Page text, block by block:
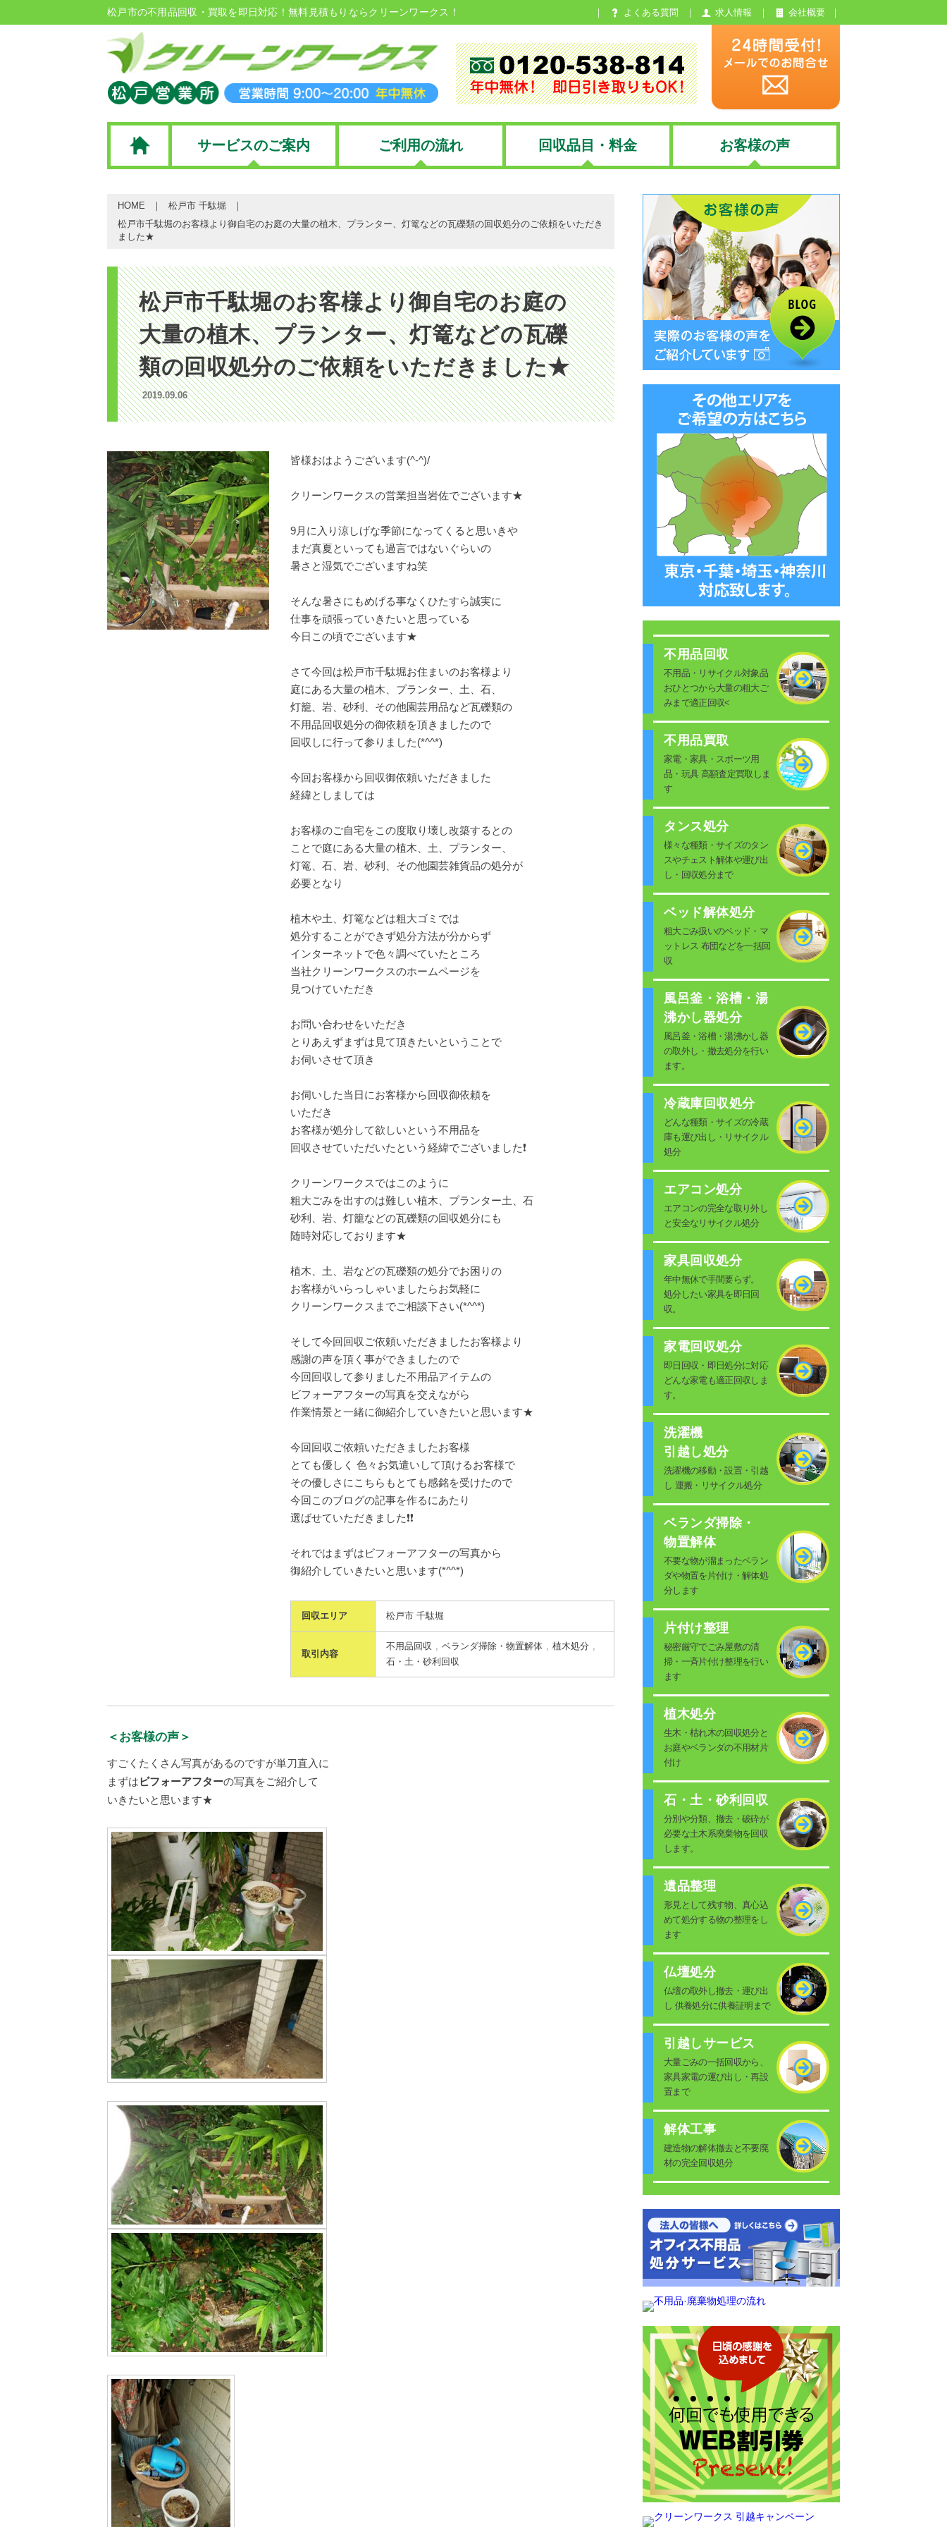
松戸市の不用品回収・買取を即日対応！無料見積もりならクリーンワークス！ よくある質問 求人情報 会社概要
サービスのご案内 ご利用の流れ 回収品目・料金 お客様の声
HOME
松戸市 千駄堀
松戸市千駄堀のお客様より御自宅のお庭の大量の植木、プランター、灯篭などの瓦礫類の回収処分のご依頼をいただき
ました★
松戸市千駄堀のお客様より御自宅のお庭の
大量の植木、プランター、灯篭などの瓦礫
類の回収処分のご依頼をいただきました★
2019.09.06
皆様おはようございます(^-^)/
クリーンワークスの営業担当岩佐でございます★
9月に入り涼しげな季節になってくると思いきや
まだ真夏といっても過言ではないぐらいの
暑さと湿気でございますね笑
そんな暑さにもめげる事なくひたすら誠実に
仕事を頑張っていきたいと思っている
今日この頃でございます★
さて今回は松戸市千駄堀お住まいのお客様より
庭にある大量の植木、プランター、土、石、
灯籠、岩、砂利、その他園芸用品など瓦礫類の
不用品回収処分の御依頼を頂きましたので
回収しに行って参りました(*^^*)
今回お客様から回収御依頼いただきました
経緯としましては
お客様のご自宅をこの度取り壊し改築するとの
ことで庭にある大量の植木、土、プランター、
灯篭、石、岩、砂利、その他園芸雑貨品の処分が
必要となり
植木や土、灯篭などは粗大ゴミでは
処分することができず処分方法が分からず
インターネットで色々調べていたところ
当社クリーンワークスのホームページを
見つけていただき
お問い合わせをいただき
とりあえずまずは見て頂きたいということで
お伺いさせて頂き
お伺いした当日にお客様から回収御依頼を
いただき
お客様が処分して欲しいという不用品を
回収させていただいたという経緯でございました❗
クリーンワークスではこのように
粗大ごみを出すのは難しい植木、プランター土、石
砂利、岩、灯籠などの瓦礫類の回収処分にも
随時対応しております★
植木、土、岩などの瓦礫類の処分でお困りの
お客様がいらっしゃいましたらお気軽に
クリーンワークスまでご相談下さい(*^^*)
そして今回回収ご依頼いただきましたお客様より
感謝の声を頂く事ができましたので
今回回収して参りました不用品アイテムの
ビフォーアフターの写真を交えながら
作業情景と一緒に御紹介していきたいと思います★
今回回収ご依頼いただきましたお客様
とても優しく 色々お気遣いして頂けるお客様で
その優しさにこちらもとても感銘を受けたので
今回このブログの記事を作るにあたり
選ばせていただきました❗❗
それではまずはビフォーアフターの写真から
御紹介していきたいと思います(*^^*)
回収エリア 松戸市 千駄堀
取引内容
不用品回収 ベランダ掃除・物置解体
植木処分
石・土・砂利回収
＜お客様の声＞
すごくたくさん写真があるのですが単刀直入に
まずはビフォーアフターの写真をご紹介して
いきたいと思います★
不用品回収
不用品・リサイクル対象品
おひとつから大量の粗大ご
みまで適正回収<
不用品買取
家電・家具・スポーツ用
品・玩具 高額査定買取しま
す
タンス処分
様々な種類・サイズのタン
スやチェスト解体や運び出
し・回収処分まで
ベッド解体処分
粗大ごみ扱いのベッド・マ
ットレス 布団などを一括回
収
風呂釜・浴槽・湯
沸かし器処分
風呂釜・浴槽・湯沸かし器
の取外し・撤去処分を行い
ます。
冷蔵庫回収処分
どんな種類・サイズの冷蔵
庫も運び出し・リサイクル
処分
エアコン処分
エアコンの完全な取り外し
と安全なリサイクル処分
家具回収処分
年中無休で手間要らず。
処分したい家具を即日回
収。
家電回収処分
即日回収・即日処分に対応
どんな家電も適正回収しま
す。
洗濯機
引越し処分
洗濯機の移動・設置・引越
し 運搬・リサイクル処分
ベランダ掃除・
物置解体
不要な物が溜まったベラン
ダや物置を片付け・解体処
分します
片付け整理
秘密厳守でごみ屋敷の清
掃・一斉片付け整理を行い
ます
植木処分
生木・枯れ木の回収処分と
お庭やベランダの不用材片
付け
石・土・砂利回収
分別や分類、撤去・破砕が
必要な土木系廃棄物を回収
します。
遺品整理
形見として残す物、真心込
めて処分する物の整理をし
ます
仏壇処分
仏壇の取外し撤去・運び出
し 供養処分に供養証明まで
引越しサービス
大量ごみの一括回収から、
家具家電の運び出し・再設
置まで
解体工事
建造物の解体撤去と不要廃
材の完全回収処分